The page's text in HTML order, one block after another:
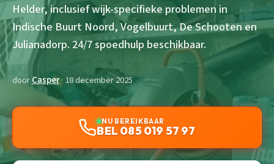
Helder, inclusief wijk-specifieke problemen in
Indische Buurt Noord, Vogelbuurt, De Schooten en
Julianadorp. 24/7 spoedhulp beschikbaar.
doorCasper· 18 december 2025
NU BEREIKBAAR
BEL 085 019 57 97